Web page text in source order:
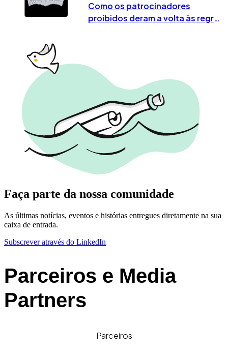
Como os patrocinadores
proibidos deram a volta às regras
Faça parte da nossa comunidade
As últimas notícias, eventos e histórias entregues diretamente na sua
caixa de entrada.
Subscrever através do LinkedIn
Parceiros e Media
Partners
Parceiros